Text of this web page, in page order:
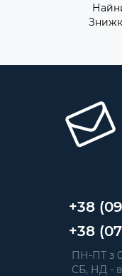
+38
+38
ПН-ПТ з
СБ, НД -